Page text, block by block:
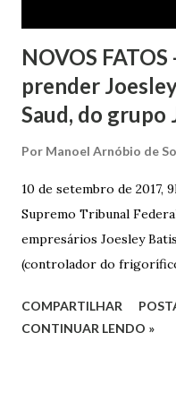
NOVOS
prender
Saud, do grupo
Por Manoel Arnóbio de
10 de setembro de 2017,
Supremo Tribunal
empresários Joesley
(controlador do
premiada. A decisão é
COMPARTILHAR
CONTINUAR LENDO »